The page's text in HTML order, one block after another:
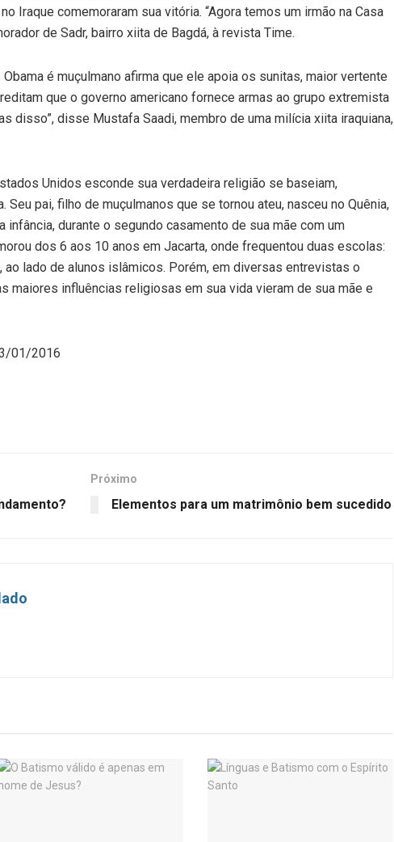
Iraque comemoraram sua vitória. “Agora temos um irmão na Casa
de Sadr, bairro xiita de Bagdá, à revista Time.
é muçulmano afirma que ele apoia os sunitas, maior vertente
que o governo americano fornece armas ao grupo extremista
disso”, disse Mustafa Saadi, membro de uma milícia xiita iraquiana,
Unidos esconde sua verdadeira religião se baseiam,
Seu pai, filho de muçulmanos que se tornou ateu, nasceu no Quênia,
infância, durante o segundo casamento de sua mãe com um
dos 6 aos 10 anos em Jacarta, onde frequentou duas escolas:
ao lado de alunos islâmicos. Porém, em diversas entrevistas o
maiores influências religiosas em sua vida vieram de sua mãe e
01/2016
Próximo
Elementos para um matrimônio bem sucedido